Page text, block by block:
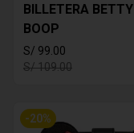
BILLETERA BETTY
BOOP
S/ 99.00
S/ 109.00
-20%